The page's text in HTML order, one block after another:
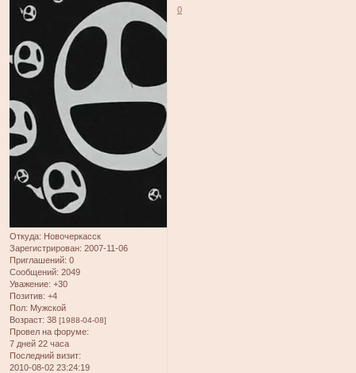
Откуда: Новочеркасск
Зарегистрирован: 2007-11-06
Приглашений: 0
Сообщений: 2049
Уважение: +30
Позитив: +4
Пол: Мужской
Возраст: 38 [1988-04-08]
Провел на форуме:
7 дней 22 часа
Последний визит:
2010-08-02 23:24:19
0